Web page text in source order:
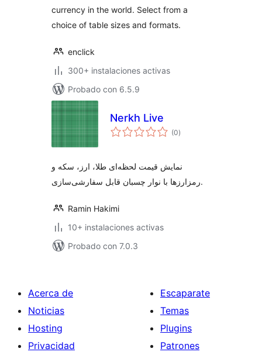
currency in the world. Select from a
choice of table sizes and formats.
enclick
300+ instalaciones activas
Probado con 6.5.9
Nerkh Live
(0total
de
)
نمایش قیمت لحظه‌ای طلا، ارز، سکه و
رمزارزها با نوار چسبان قابل سفارشی‌سازی.
Ramin Hakimi
10+ instalaciones activas
Probado con 7.0.3
Acerca de
Noticias
Hosting
Privacidad
Escaparate
Temas
Plugins
Patrones